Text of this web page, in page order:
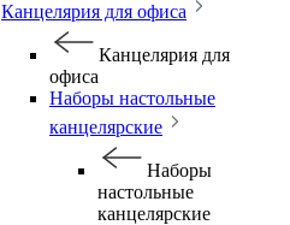
Канцелярия для офиса
Канцелярия для
офиса
Наборы настольные
канцелярские
Наборы
настольные
канцелярские